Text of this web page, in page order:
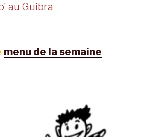
au Guibra
menu de la semaine